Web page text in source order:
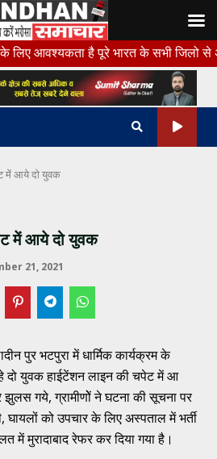
है पूरे भारत के सभी जिलो से अनुभवी ब्यूरो
में आये दो युवक
में आये दो युवक
21, 2021
पुर भटपुरा में धार्मिक कार्यक्रम के
दो युवक हाईटेंशन लाइन की चपेट में आ
गये, ग्रामीणोें ने घटना की सूचना पर
घायलों को उपचार के लिए अस्पताल में भर्ती
में मुरादाबाद रेफर कर दिया गया है।